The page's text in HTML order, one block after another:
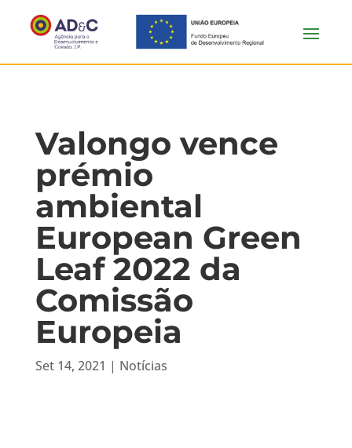
Valongo vence
prémio
ambiental
European Green
Leaf 2022 da
Comissão
Europeia
Set 14, 2021 | Notícias